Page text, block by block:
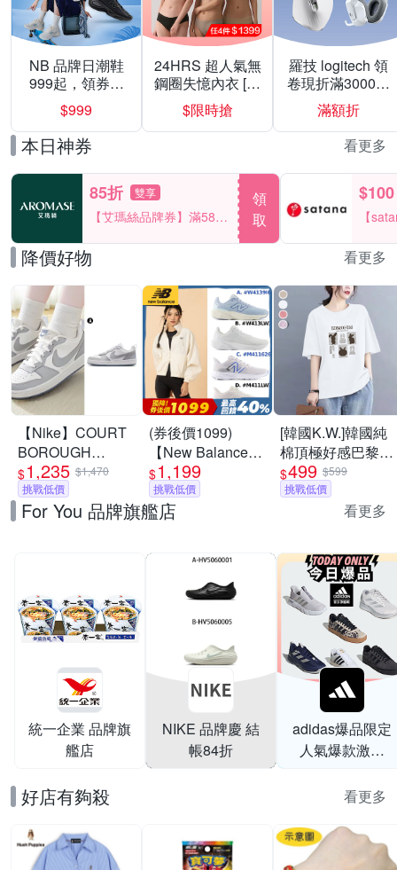
NB 品牌日潮鞋
999起，領券折
上折 最高回饋
40%
$999
24HRS 超人氣無
鋼圈失憶內衣 [熱
銷好評]
$限時搶
羅技 logitech 領
卷現折滿3000折
300
滿額折
本日神券 看更多
85折 雙享
【艾瑪絲品牌券】滿580
領
取
$100
【
降價好物 看更多
【Nike】COURT
BOROUGH
RECRAFT SE GS
休閒鞋 運動鞋 女/
大童 A-IH4519100
$1,235 $1,470
挑戰低價
(券後價1099)
【New Balance】
慢跑鞋_女/中性_
多款任選
(W4139I6/W413LW3/M411626/
$1,199
挑戰低價
[韓國K.W.]韓國純
棉頂極好感巴黎設
計華麗上衣(壓褶/
中大尺碼/修身/輕
薄/小香風)
$499 $599
挑戰低價
For You 品牌旗艦店 看更多
統一企業 品牌旗
艦店
NIKE 品牌慶 結
帳84折
adidas爆品限定
人氣爆款激降
好店有夠殺 看更多